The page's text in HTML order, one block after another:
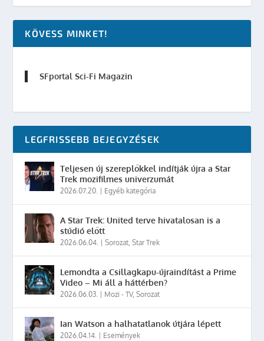
KÖVESS MINKET!
SFportal Sci-Fi Magazin
LEGFRISSEBB BEJEGYZÉSEK
Teljesen új szereplőkkel indítják újra a Star
Trek mozifilmes univerzumát
2026.07.20. Egyéb kategória
A Star Trek: United terve hivatalosan is a
stúdió előtt
2026.06.04. |Sorozat,Star Trek
Lemondta a Csillagkapu-újraindítást a Prime
Video – Mi áll a háttérben?
2026.06.03. Mozi - TV,Sorozat
Ian Watson a halhatatlanok útjára lépett
2026.04.14. Események